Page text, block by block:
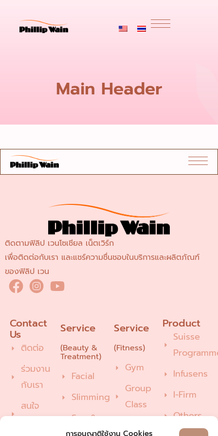
การอนุญาติใช้งาน Cookies
Main Header
ติดตามฟิลิป เวนโซเชียล เน็ตเวิร์ก
เพื่อติดต่อกับเรา และแชร์ความชื่นชอบในบริการและผลิตภัณฑ์
ของฟิลิป เวน
Contact
Us
ติดต่อ
ร่วมงาน
กับเรา
สนใจ
Service
(Beauty &
Treatment)
Facial
Slimming
Spa &
Service
(Fitness)
Gym
Group
Class
Product
Suisse
Infusens
I-Firm
Others